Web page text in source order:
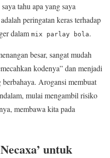
tahu apa yang saya
peringatan keras terhadap
dalam mix parlay bola.
besar, sangat mudah
kodenya” dan menjadi
berbahaya. Arogansi membuat
mulai mengambil risiko
membawa kita pada
untuk